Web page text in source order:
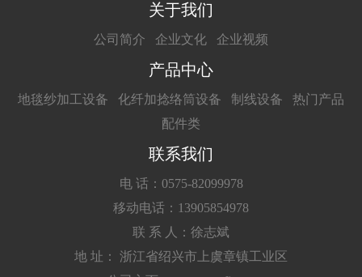
关于我们
公司简介 企业文化 企业视频
产品中心
地毯纱加工设备 化纤加捻络筒设备 制线设备
热门产品
配件类
联系我们
电 话：0575-82099978
移动电话：13905854978
联 系 人：徐志斌
地 址： 浙江省绍兴市上虞章镇工业区